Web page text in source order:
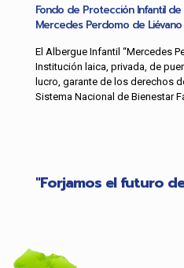
Fondo de Protección Infantil de
Mercedes Perdomo de Liévano
El Albergue Infantil “Mercedes
Institución laica, privada, de
lucro, garante de los derechos
Sistema Nacional de Bienestar
"Forjamos el futuro